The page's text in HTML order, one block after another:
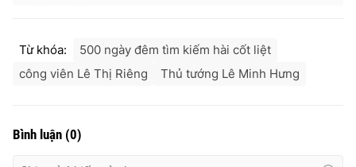
Từ khóa:
500 ngày đêm tìm kiếm hài cốt liệt
công viên Lê Thị Riêng
Thủ tướng Lê Minh Hưng
Bình luận (0)